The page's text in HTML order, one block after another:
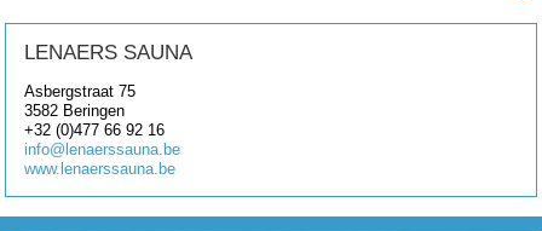
LENAERS SAUNA
Asbergstraat 75
3582 Beringen
+32 (0)477 66 92 16
info@lenaerssauna.be
www.lenaerssauna.be